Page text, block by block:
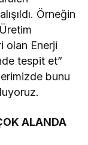
Örneğin
olan Enerji
tespit et”
bunu
ALANDA